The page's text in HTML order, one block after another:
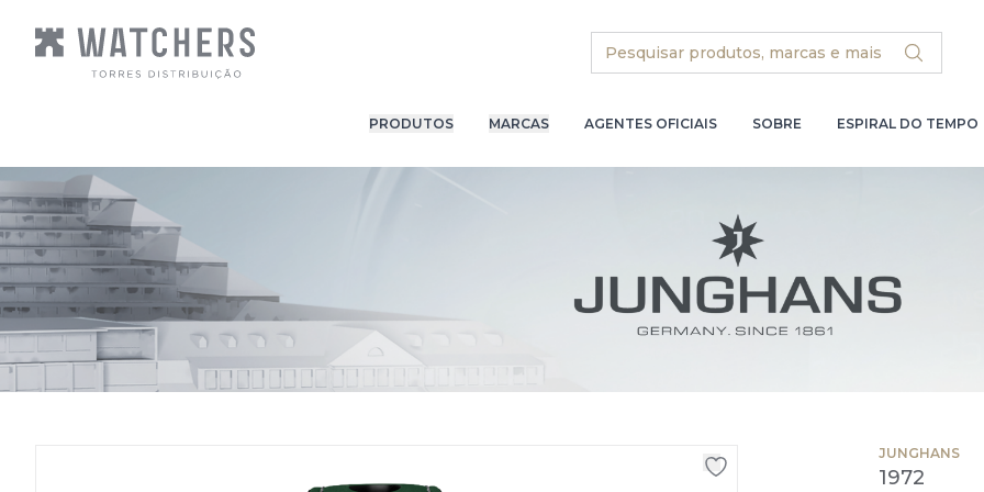
Search
PRODUTOS MARCAS AGENTES OFICIAIS SOBRE ESPIRAL DO TEMPO
JUNGHANS
1972